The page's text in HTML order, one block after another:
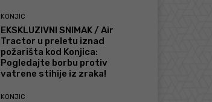
KONJIC
EKSKLUZIVNI SNIMAK / Air
Tractor u preletu iznad
požarišta kod Konjica:
Pogledajte borbu protiv
vatrene stihije iz zraka!
KONJIC